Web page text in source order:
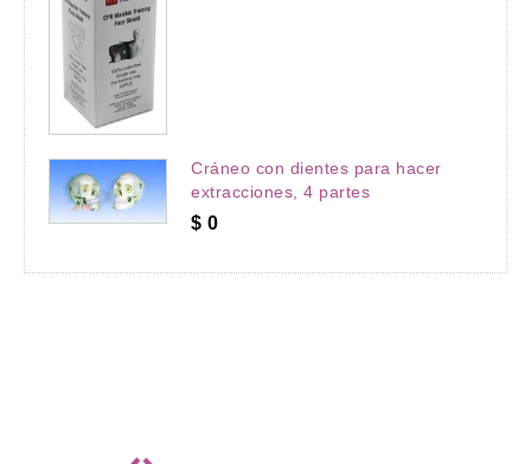
Cráneo con dientes para hacer
extracciones, 4 partes
$ 0